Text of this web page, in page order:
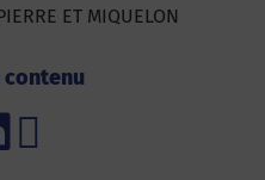
ET MIQUELON
contenu